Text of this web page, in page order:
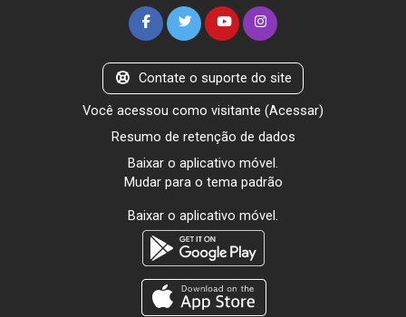
Contate o suporte do site
Você acessou como visitante (Acessar)
Resumo de retenção de dados
Baixar o aplicativo móvel.
Mudar para o tema padrão
Baixar o aplicativo móvel.